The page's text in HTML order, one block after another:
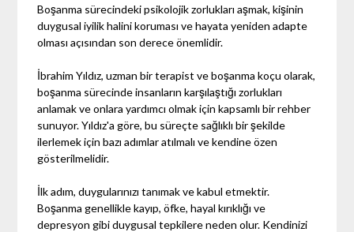
Boşanma sürecindeki psikolojik zorlukları aşmak, kişinin
duygusal iyilik halini koruması ve hayata yeniden adapte
olması açısından son derece önemlidir.
İbrahim Yıldız, uzman bir terapist ve boşanma koçu olarak,
boşanma sürecinde insanların karşılaştığı zorlukları
anlamak ve onlara yardımcı olmak için kapsamlı bir rehber
sunuyor. Yıldız'a göre, bu süreçte sağlıklı bir şekilde
ilerlemek için bazı adımlar atılmalı ve kendine özen
gösterilmelidir.
İlk adım, duygularınızı tanımak ve kabul etmektir.
Boşanma genellikle kayıp, öfke, hayal kırıklığı ve
depresyon gibi duygusal tepkilere neden olur. Kendinizi